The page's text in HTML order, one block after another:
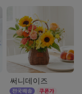
써니데이즈